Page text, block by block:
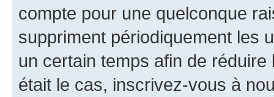
compte pour une quelconque
suppriment périodiquement les
un certain temps afin de
était le cas, inscrivez-vous à